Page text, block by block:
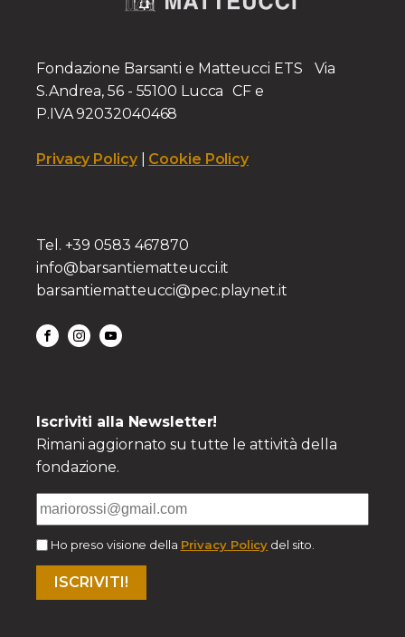
Fondazione Barsanti e Matteucci ETS Via
S.Andrea, 56 - 55100 Lucca CF e
P.IVA 92032040468
Privacy Policy| Cookie Policy
Tel. +39 0583 467870
info@barsantiematteucci.it
barsantiematteucci@pec.playnet.it
Iscriviti alla Newsletter!
Rimani aggiornato su tutte le attività della
fondazione.
Ho preso visione della Privacy Policy del sito.